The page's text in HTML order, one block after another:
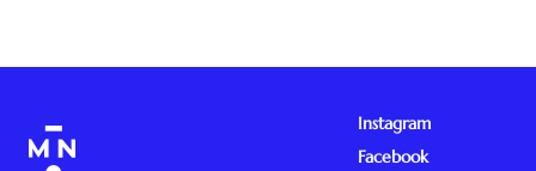
Instagram
Facebook